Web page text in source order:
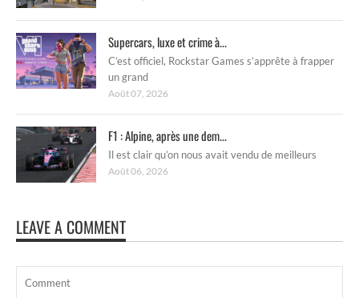
Supercars, luxe et crime à...
C’est officiel, Rockstar Games s’apprête à frapper
un grand
Août 07, 2026
F1 : Alpine, après une dem...
Il est clair qu’on nous avait vendu de meilleurs
Août 06, 2026
LEAVE A COMMENT